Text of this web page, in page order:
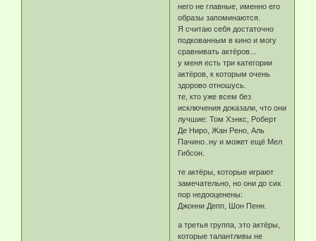
него не главные, именно его
образы запоминаются.
Я считаю себя достаточно
подкованным в кино и могу
сравнивать актёров...
у меня есть три категории
актёров, к которым очень
здорово отношусь.
те, кто уже всем без
исключения доказали, что они
лучшие: Том Хэнкс, Роберт
Де Ниро, Жан Рено, Аль
Пачино..ну и может ещё Мел
Гибсон.
те актёры, которые играют
замечательно, но они до сих
пор недооценены:
Джонни Депп, Шон Пенн.
а третья группа, это актёры,
которые талантливы не